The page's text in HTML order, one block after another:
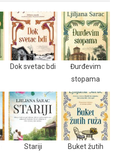
Dok svetac bdi
Đurđevim
stopama
Stariji
Buket žutih